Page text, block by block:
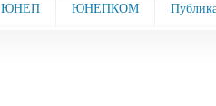
ЮНЕП ЮНЕПКОМ